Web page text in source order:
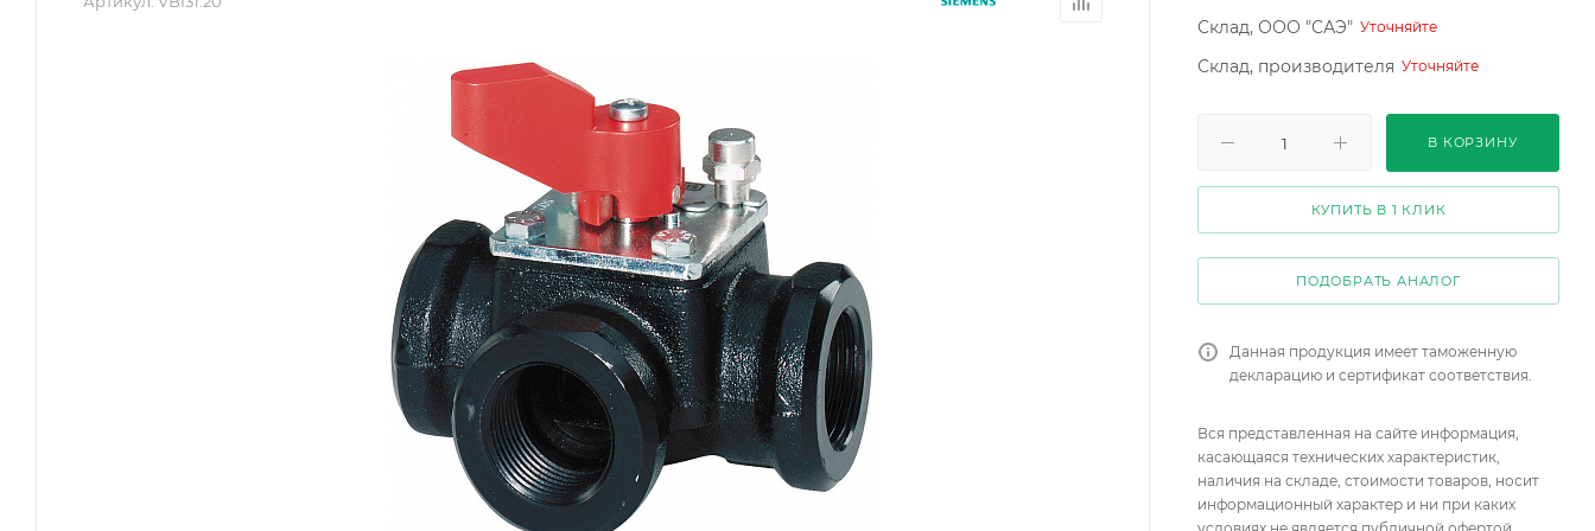
Склад, ООО "САЭ" Уточняйте
Склад, производителя Уточняйте
В КОРЗИНУ
КУПИТЬ В 1 КЛИК
ПОДОБРАТЬ АНАЛОГ
Данная продукция имеет таможенную
декларацию и сертификат соответствия.
Вся представленная на сайте информация,
касающаяся технических характеристик,
наличия на складе, стоимости товаров, носит
информационный характер и ни при каких